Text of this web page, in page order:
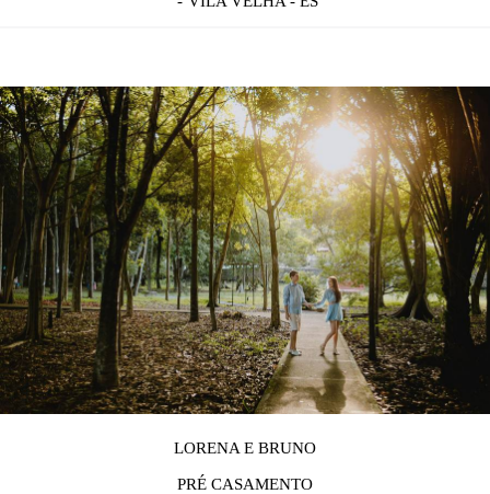
LORENA E BRUNO
PRÉ CASAMENTO